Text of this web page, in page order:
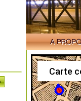
Carte